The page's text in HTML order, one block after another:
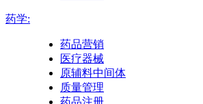
药学:
药品营销
医疗器械
原辅料中间体
质量管理
药品注册